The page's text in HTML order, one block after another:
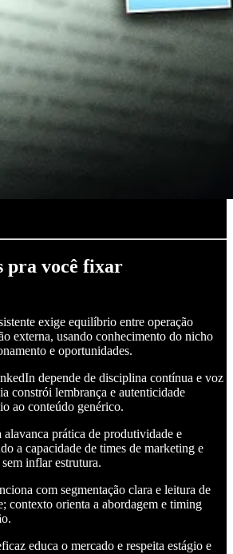
pra você fixar
exige equilíbrio entre operação
externa, usando conhecimento do nicho
e oportunidades.
depende de disciplina contínua e voz
constrói lembrança e autenticidade
ao conteúdo genérico.
prática de produtividade e
a capacidade de times de marketing e
inflar estrutura.
com segmentação clara e leitura de
contexto orienta a abordagem e timing
educa o mercado e respeita estágio e